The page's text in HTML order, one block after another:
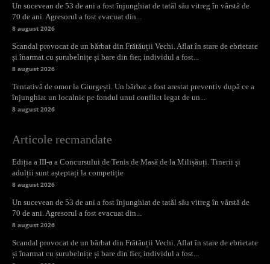
Un sucevean de 53 de ani a fost înjunghiat de tatăl său vitreg în vârstă de
70 de ani. Agresorul a fost evacuat din...
8 august 2026
Scandal provocat de un bărbat din Frătăuții Vechi. Aflat în stare de ebrietate
și înarmat cu șurubelnițe și bare din fier, individul a fost...
8 august 2026
Tentativă de omor la Giurgești. Un bărbat a fost arestat preventiv după ce a
înjunghiat un localnic pe fondul unui conflict legat de un...
8 august 2026
Articole recmandate
Ediția a III-a a Concursului de Tenis de Masă de la Milișăuți. Tinerii și
adulții sunt așteptați la competiție
8 august 2026
Un sucevean de 53 de ani a fost înjunghiat de tatăl său vitreg în vârstă de
70 de ani. Agresorul a fost evacuat din...
8 august 2026
Scandal provocat de un bărbat din Frătăuții Vechi. Aflat în stare de ebrietate
și înarmat cu șurubelnițe și bare din fier, individul a fost...